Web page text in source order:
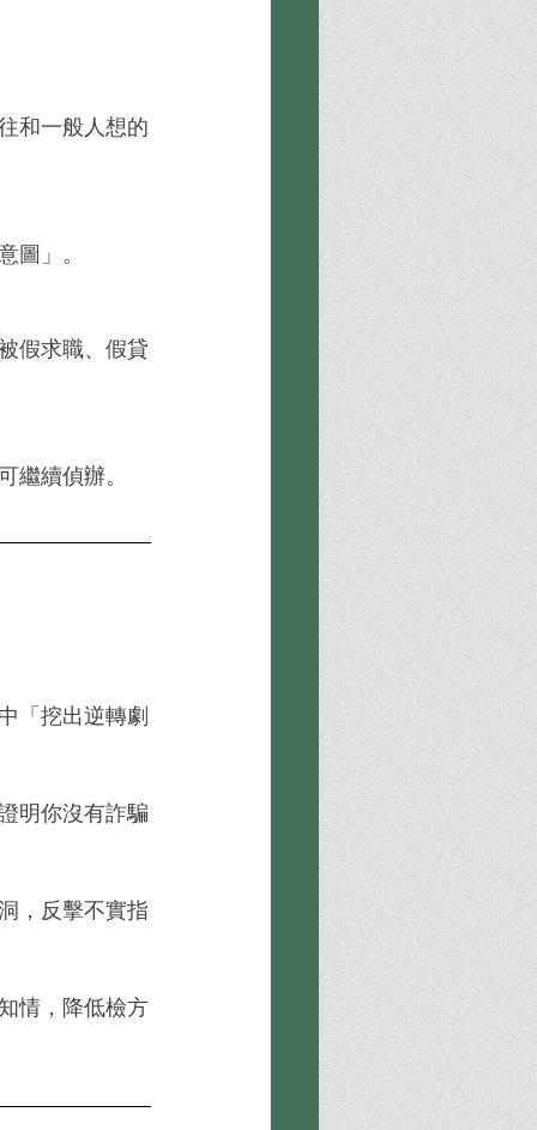
和一般人想的
圖」。
假求職、假貸
繼續偵辦。
「挖出逆轉劇
明你沒有詐騙
，反擊不實指
情，降低檢方